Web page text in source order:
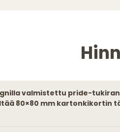
80×80 mm kartonkikortin